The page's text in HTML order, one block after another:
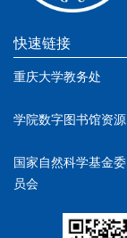
快速链接
重庆大学教务处
学院数字图书馆资源
国家自然科学基金委
员会